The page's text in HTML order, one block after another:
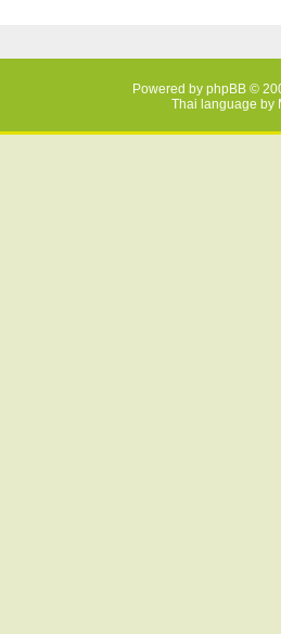
Powered by phpBB ©
Thai language by